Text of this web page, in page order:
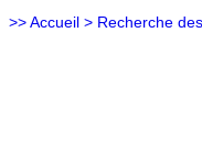
>> Accueil > Recherche